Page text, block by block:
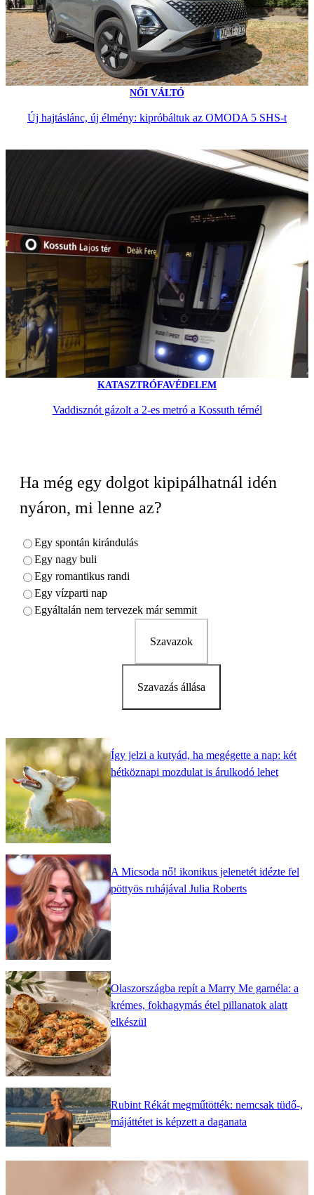
NŐI VÁLTÓ
Új hajtáslánc, új élmény: kipróbáltuk az OMODA 5 SHS-t
KATASZTRÓFAVÉDELEM
Vaddisznót gázolt a 2-es metró a Kossuth térnél
Ha még egy dolgot kipipálhatnál idén
nyáron, mi lenne az?
Egy spontán kirándulás
Egy nagy buli
Egy romantikus randi
Egy vízparti nap
Egyáltalán nem tervezek már semmit
Szavazok
Szavazás állása
Így jelzi a kutyád, ha megégette a nap: két
hétköznapi mozdulat is árulkodó lehet
A Micsoda nő! ikonikus jelenetét idézte fel
pöttyös ruhájával Julia Roberts
Olaszországba repít a Marry Me garnéla: a
krémes, fokhagymás étel pillanatok alatt
elkészül
Rubint Rékát megműtötték: nemcsak tüdő-,
májáttétet is képzett a daganata